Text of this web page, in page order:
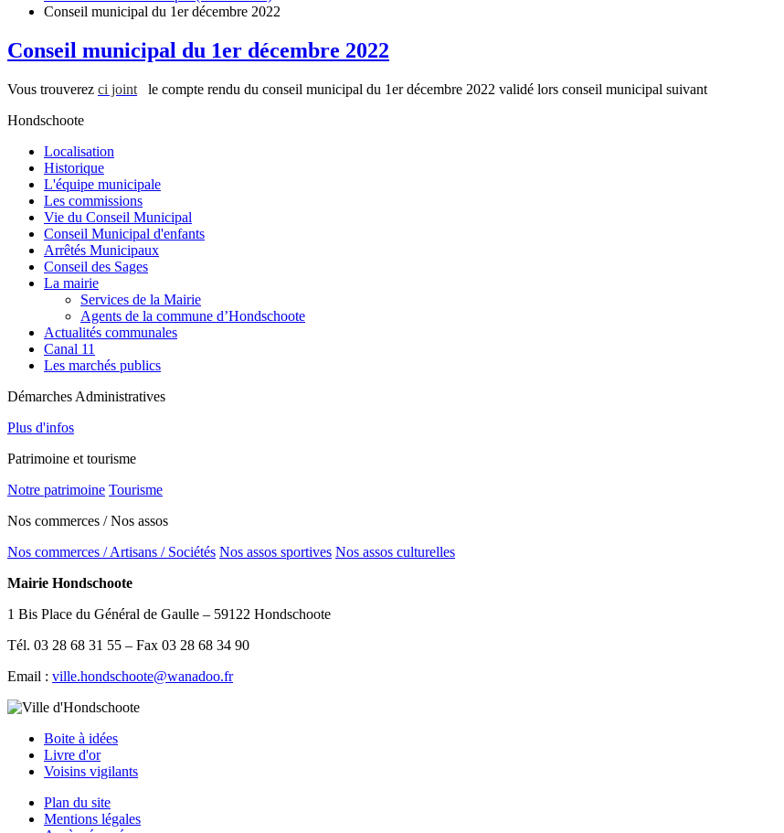
Conseil municipal du 1er décembre 2022
Conseil municipal du 1er décembre 2022
Vous trouverez ci joint le compte rendu du conseil municipal du 1er décembre 2022 validé lors conseil municipal suivant
Hondschoote
Localisation
Historique
L'équipe municipale
Les commissions
Vie du Conseil Municipal
Conseil Municipal d'enfants
Arrêtés Municipaux
Conseil des Sages
La mairie
Services de la Mairie
Agents de la commune d’Hondschoote
Actualités communales
Canal 11
Les marchés publics
Démarches Administratives
Plus d'infos
Patrimoine et tourisme
Notre patrimoine Tourisme
Nos commerces / Nos assos
Nos commerces / Artisans / Sociétés Nos assos sportives Nos assos culturelles
Mairie Hondschoote
1 Bis Place du Général de Gaulle – 59122 Hondschoote
Tél. 03 28 68 31 55 – Fax 03 28 68 34 90
Email : ville.hondschoote@wanadoo.fr
Boite à idées
Livre d'or
Voisins vigilants
Plan du site
Mentions légales